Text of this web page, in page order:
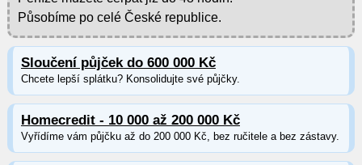
Působíme po celé České republice.
Sloučení půjček do 600 000 Kč
Chcete lepší splátku? Konsolidujte své půjčky.
Homecredit - 10 000 až 200 000 Kč
Vyřídíme vám půjčku až do 200 000 Kč, bez ručitele a bez zástavy.